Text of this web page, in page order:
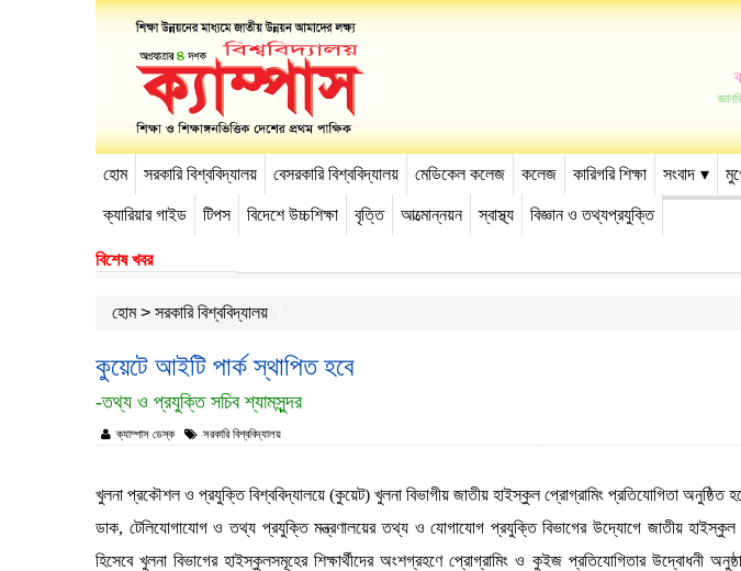
হোম সরকারি বিশ্ববিদ্যালয় বেসরকারি বিশ্ববিদ্যালয় মেডিকেল কলেজ কলেজ কারিগরি শিক্ষা সংবাদ
ক্যারিয়ার গাইড টিপস বিদেশে উচ্চশিক্ষা বৃত্তি আত্মোন্নয়ন স্বাস্থ্য বিজ্ঞান ও তথ্যপ্রযুক্তি
-->
বিশেষ খবর
হোম> সরকারি বিশ্ববিদ্যালয়
কুয়েটে আইটি পার্ক স্থাপিত হবে
-তথ্য ও প্রযুক্তি সচিব শ্যামসুন্দর
ক্যাম্পাস ডেস্ক সরকারি বিশ্ববিদ্যালয়
খুলনা প্রকৌশল ও প্রযুক্তি বিশ্ববিদ্যালয়ে (কুয়েট) খুলনা বিভাগীয় জাতীয় হাইস্কুল প্রোগ্রামিং প্রতিযোগিতা অনুষ্ঠিত
ডাক, টেলিযোগাযোগ ও তথ্য প্রযুক্তি মন্ত্রণালয়ের তথ্য ও যোগাযোগ প্রযুক্তি বিভাগের উদ্যোগে জাতীয়
হিসেবে খুলনা বিভাগের হাইস্কুলসমূহের শিক্ষার্থীদের অংশগ্রহণে প্রোগ্রামিং ও কুইজ প্রতিযোগিতার উদ্বোধনী